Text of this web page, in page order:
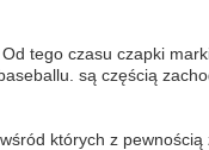
tego czasu czapki
są częścią
których z